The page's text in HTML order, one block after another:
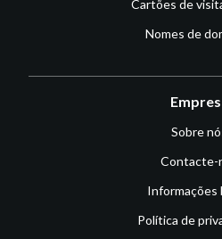
Cartões de
Nomes de
Sobre
Contacte-
Informações
Política de